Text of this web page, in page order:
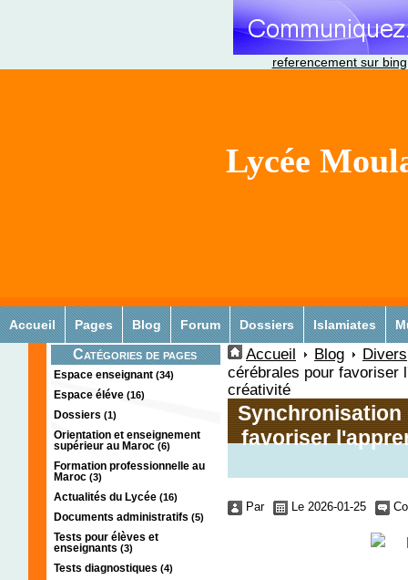
referencement sur bing
Lycée
Accueil Pages Blog Forum Dossiers Islamiates
Catégories de pages
Espace enseignant (34)
Espace éléve (16)
Dossiers (1)
Orientation et enseignement
supérieur au Maroc (6)
Formation professionnelle au
Maroc (3)
Actualités du Lycée (16)
Documents administratifs (5)
Tests pour élèves et
enseignants (3)
Tests diagnostiques (4)
Accueil Blog
Divers
cérébrales pour favoriser
créativité
Synchronisation
favoriser
Par Le 2026-01-25